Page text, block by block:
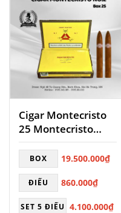
Cigar Montecristo
25 Montecristo
No.2
BOX 19.500.000₫
ĐIẾU 860.000₫
SET 5 ĐIẾU 4.100.000₫